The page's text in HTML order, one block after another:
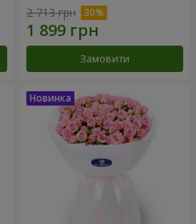
2 713 грн
Замовити